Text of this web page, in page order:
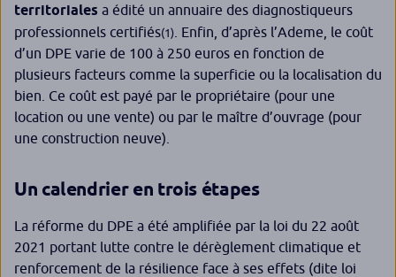
territoriales a édité un annuaire des diagnostiqueurs
professionnels certifiés(1) . Enfin, d’après l’Ademe, le coût
d’un DPE varie de 100 à 250 euros en fonction de
plusieurs facteurs comme la superficie ou la localisation du
bien. Ce coût est payé par le propriétaire (pour une
location ou une vente) ou par le maître d’ouvrage (pour
une construction neuve).
Un calendrier en trois étapes
La réforme du DPE a été amplifiée par la loi du 22 août
2021 portant lutte contre le dérèglement climatique et
renforcement de la résilience face à ses effets (dite loi